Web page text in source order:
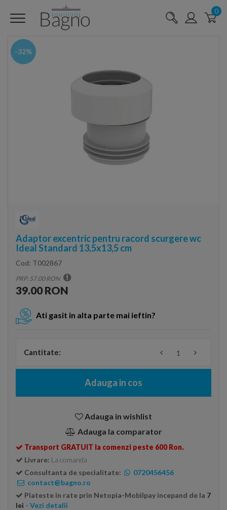
0
-32%
Adaptor excentric pentru racord scurgere wc
Ideal Standard 13,5x13,5 cm
Cod: T002867
PRP: 57.00 RON
39.00 RON
Ati gasit in alta parte mai ieftin?
Cantitate:
Adauga in cos
Adauga in wishlist
Adauga la comparator
Transport GRATUIT la comenzi peste 600 Ron.
Livrare: La comanda
Consultanta de specialitate:
0720456456
contact@bagno.ro
Plateste in rate prin Netopia-Mobilpay incepand de la 7
lei - Vezi detalii